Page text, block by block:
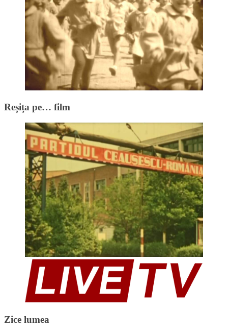
Reșița pe… film
Zice lumea